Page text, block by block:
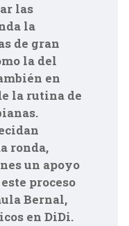
las
la
de gran
la del
en
la rutina de
ronda,
un apoyo
proceso
Bernal,
en DiDi.